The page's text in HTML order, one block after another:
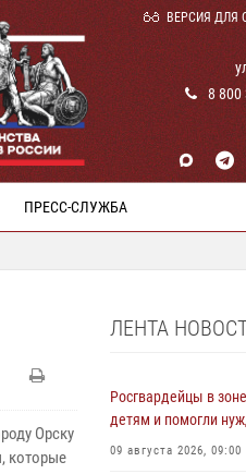
ВЕРСИЯ ДЛЯ
8 800
ПРЕСС-СЛУЖБА
Орску
которые
ЛЕНТА
Росгвардейцы в
детям и помогли
09 августа 2026, 09:00